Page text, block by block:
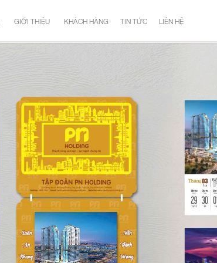
GIỚI THIỆU KHÁCH HÀNG TIN TỨC LIÊN HỆ